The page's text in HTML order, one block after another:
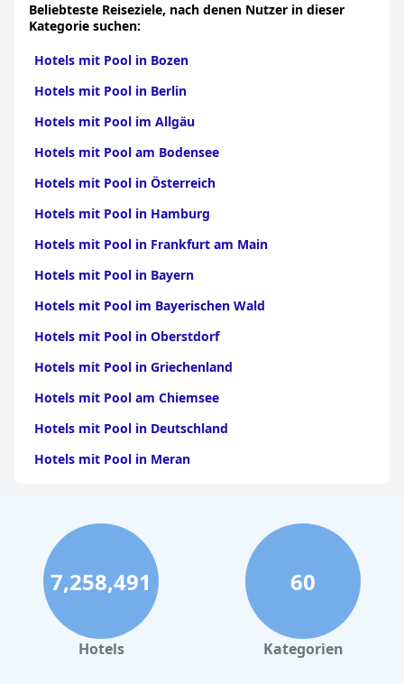
Beliebteste Reiseziele, nach denen Nutzer in dieser
Kategorie suchen:
Hotels mit Pool in Bozen
Hotels mit Pool in Berlin
Hotels mit Pool im Allgäu
Hotels mit Pool am Bodensee
Hotels mit Pool in Österreich
Hotels mit Pool in Hamburg
Hotels mit Pool in Frankfurt am Main
Hotels mit Pool in Bayern
Hotels mit Pool im Bayerischen Wald
Hotels mit Pool in Oberstdorf
Hotels mit Pool in Griechenland
Hotels mit Pool am Chiemsee
Hotels mit Pool in Deutschland
Hotels mit Pool in Meran
Hotels mit Pool in München
Hotels mit Pool in Prag
Hotels mit Pool in Malcesine
Hotels mit Pool in Schenna
Hotels mit Pool in Berchtesgaden
7,258,491
Hotels
60
Kategorien